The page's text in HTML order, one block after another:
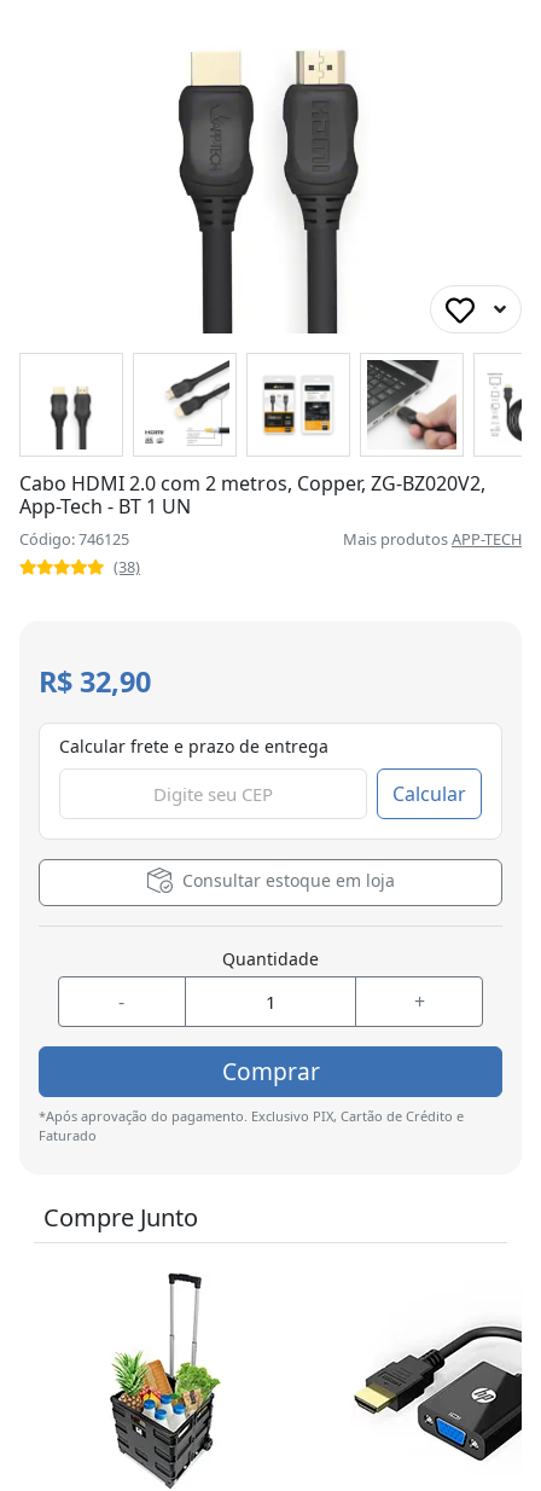
Cabo HDMI 2.0 com 2 metros, Copper, ZG-BZ020V2,
App-Tech - BT 1 UN
Código: 746125 Mais produtosAPP-TECH
(38)
R$ 32,90
Calcular frete e prazo de entrega
Calcular
Consultar estoque em loja
Quantidade
- +
Comprar
*Após aprovação do pagamento. Exclusivo PIX, Cartão de Crédito e
Faturado
Compre Junto